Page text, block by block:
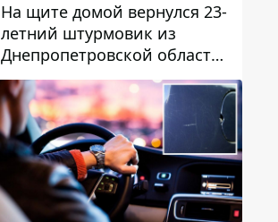
На щите домой вернулся 23-
летний штурмовик из
Днепропетровской области
Богдан Бескровный